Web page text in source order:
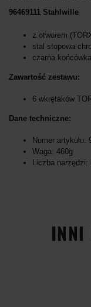
96469111 Stahlwille
z otworem
stal stopowa
czarna końcówka
Zawartość zestawu:
6 wkrętaków
Dane techniczne:
Numer artykułu:
Waga: 460g
Liczba narzędzi:
INNI